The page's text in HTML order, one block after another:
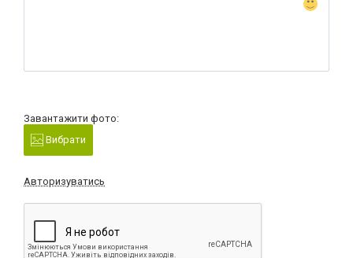
Завантажити фото:
Вибрати
Авторизуватись